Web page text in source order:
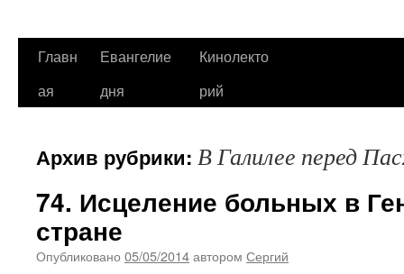
Перейти
Главн
ая
Евангелие
дня
Кинолекто
рий
Архив рубрики: В Галилее перед
74. Исцеление больных в
стране
Опубликовано 05/05/2014автором Сергий